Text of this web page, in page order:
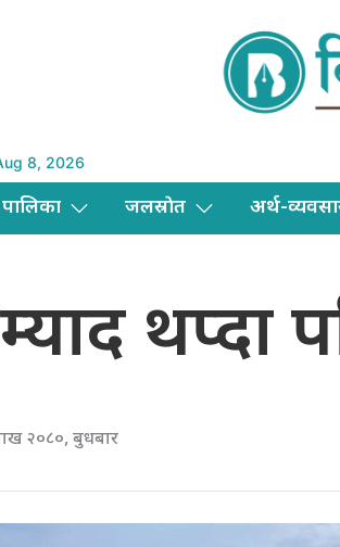
8, 2026
पालिका जलस्राेत अर्थ-
थप्दा
२०८०, बुधबार